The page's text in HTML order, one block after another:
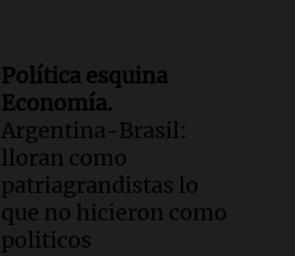
Política esquina
Economía.
Argentina-Brasil:
lloran como
patriagrandistas lo
que no hicieron como
politicos